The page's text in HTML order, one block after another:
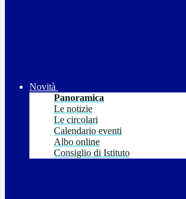
Novità
Panoramica
Le notizie
Le circolari
Calendario eventi
Albo online
Consiglio di Istituto